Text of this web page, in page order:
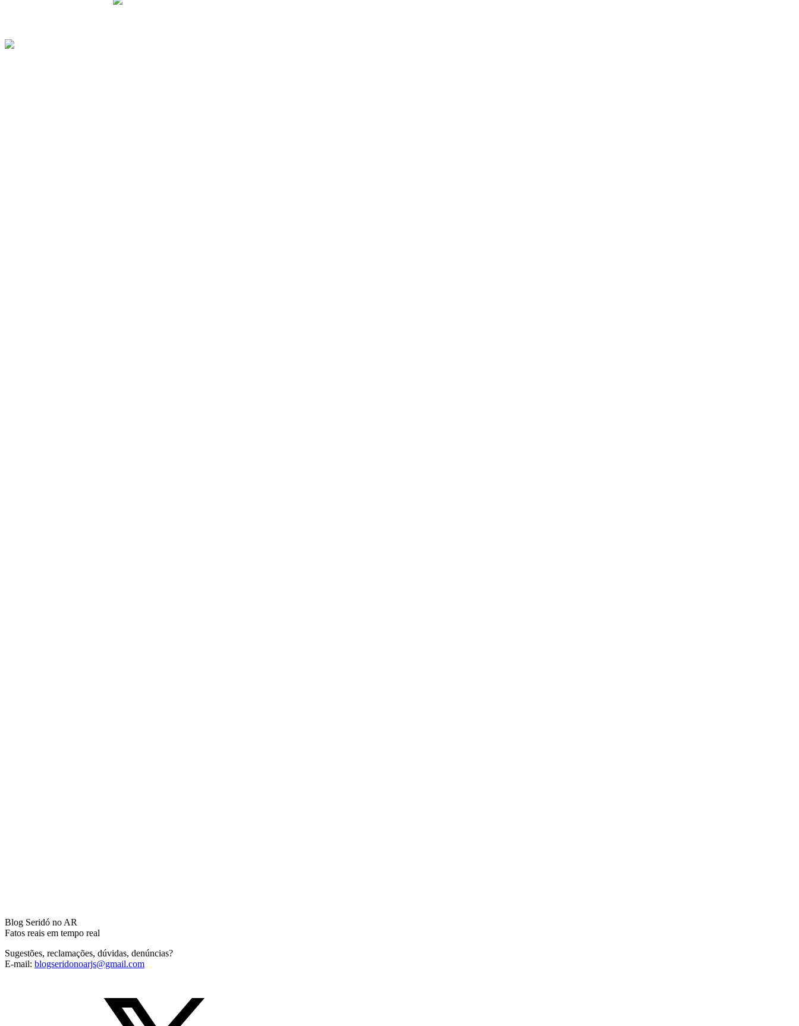
Blog Seridó no AR
Fatos reais em tempo real
Sugestões, reclamações, dúvidas, denúncias?
E-mail: blogseridonoarjs@gmail.com